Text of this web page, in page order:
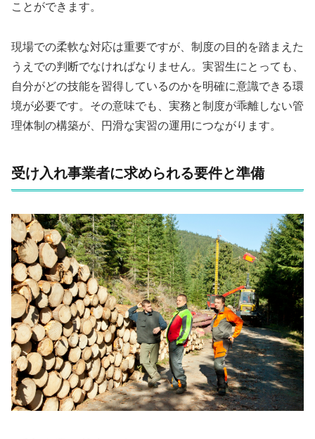
ことができます。
現場での柔軟な対応は重要ですが、制度の目的を踏まえた
うえでの判断でなければなりません。実習生にとっても、
自分がどの技能を習得しているのかを明確に意識できる環
境が必要です。その意味でも、実務と制度が乖離しない管
理体制の構築が、円滑な実習の運用につながります。
受け入れ事業者に求められる要件と準備